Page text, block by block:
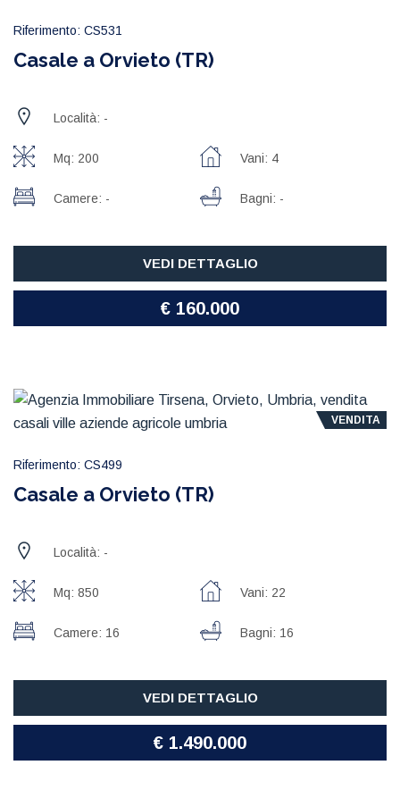
Riferimento: CS531
Casale a Orvieto (TR)
Località: -
Mq: 200 Vani: 4
Camere: - Bagni: -
VEDI DETTAGLIO
€ 160.000
VENDITA
Riferimento: CS499
Casale a Orvieto (TR)
Località: -
Mq: 850 Vani: 22
Camere: 16 Bagni: 16
VEDI DETTAGLIO
€ 1.490.000